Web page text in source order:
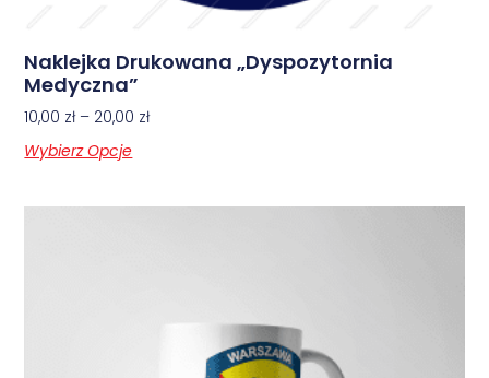
Naklejka Drukowana „Dyspozytornia
Medyczna”
10,00 zł – 20,00 zł
Wybierz Opcje